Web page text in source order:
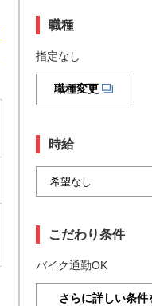
職種
指定なし
職種変更
時給
こだわり条件
バイク通勤OK
さらに詳しい条件